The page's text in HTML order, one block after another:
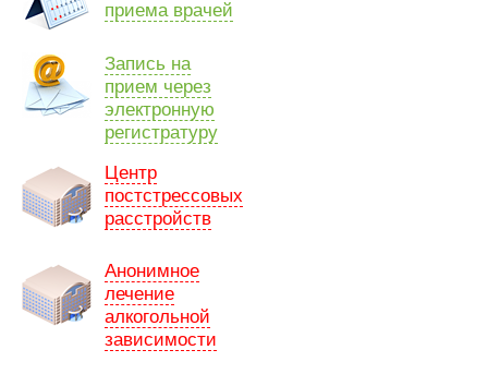
приема врачей
Запись на
прием через
электронную
регистратуру
Центр
постстрессовых
расстройств
Анонимное
лечение
алкогольной
зависимости